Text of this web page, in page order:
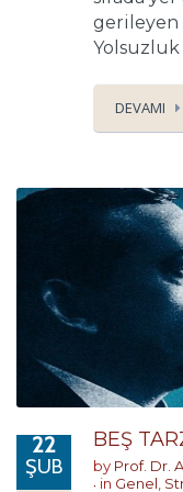
gerileyen
Yolsuzluk
DEVAMI
22
ŞUB
BEŞ
by Prof. Dr.
in Genel